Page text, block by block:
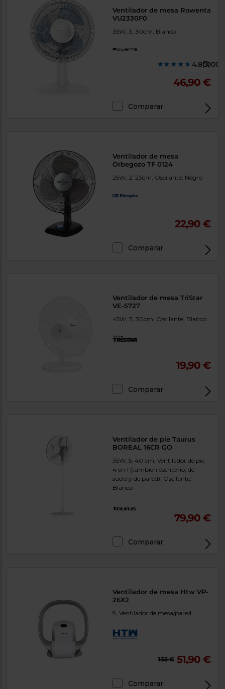
Ventilador de mesa Rowenta
VU2330F0
35W, 3, 30cm, Blanco
(5)
46,90 €
Comparar
Ventilador de mesa
Orbegozo TF 0124
25W, 2, 23cm, Oscilante, Negro
22,90 €
Comparar
Ventilador de mesa TriStar
VE-5727
45W, 3, 30cm, Oscilante, Blanco
19,90 €
Comparar
Ventilador de pie Taurus
BOREAL 16CR GO
35W, 5, 40 cm, Ventilador de pie
4 en 1 (también escritorio, de
suelo y de pared), Oscilante,
Blanco
79,90 €
Comparar
Ventilador de mesa Htw VP-
26X2
9, Ventilador de mesa/pared
133 € 51,90 €
Comparar